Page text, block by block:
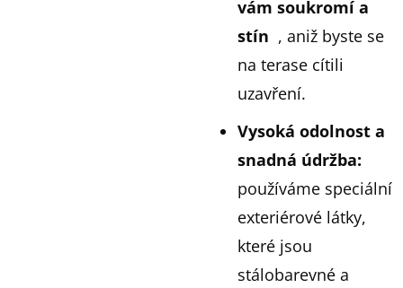
vám soukromí a
stín , aniž byste se
na terase cítili
uzavření.
Vysoká odolnost a
snadná údržba:
používáme speciální
exteriérové látky,
které jsou
stálobarevné a